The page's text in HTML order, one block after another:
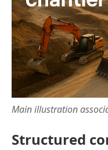
Main illustration
Structured